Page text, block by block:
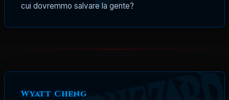
cui dovremmo salvare la gente?
Wyatt Cheng